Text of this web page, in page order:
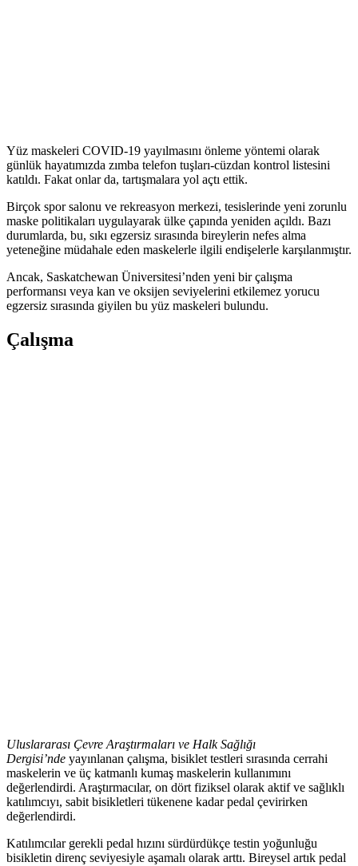
Yüz maskeleri COVID-19 yayılmasını önleme yöntemi olarak
günlük hayatımızda zımba telefon tuşları-cüzdan kontrol listesini
katıldı. Fakat onlar da, tartışmalara yol açtı ettik.
Birçok spor salonu ve rekreasyon merkezi, tesislerinde yeni zorunlu
maske politikaları uygulayarak ülke çapında yeniden açıldı. Bazı
durumlarda, bu, sıkı egzersiz sırasında bireylerin nefes alma
yeteneğine müdahale eden maskelerle ilgili endişelerle karşılanmıştır.
Ancak, Saskatchewan Üniversitesi’nden yeni bir çalışma
performansı veya kan ve oksijen seviyelerini etkilemez yorucu
egzersiz sırasında giyilen bu yüz maskeleri bulundu.
Çalışma
Uluslararası Çevre Araştırmaları ve Halk Sağlığı
Dergisi’nde yayınlanan çalışma, bisiklet testleri sırasında cerrahi
maskelerin ve üç katmanlı kumaş maskelerin kullanımını
değerlendirdi. Araştırmacılar, on dört fiziksel olarak aktif ve sağlıklı
katılımcıyı, sabit bisikletleri tükenene kadar pedal çevirirken
değerlendirdi.
Katılımcılar gerekli pedal hızını sürdürdükçe testin yoğunluğu
bisikletin direnç seviyesiyle aşamalı olarak arttı. Bireysel artık pedal